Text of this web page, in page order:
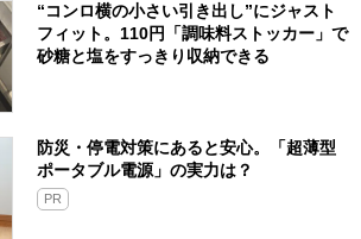
“コンロ横の小さい引き出し”にジャスト
フィット。110円「調味料ストッカー」で
砂糖と塩をすっきり収納できる
防災・停電対策にあると安心。「超薄型
ポータブル電源」の実力は？​
PR